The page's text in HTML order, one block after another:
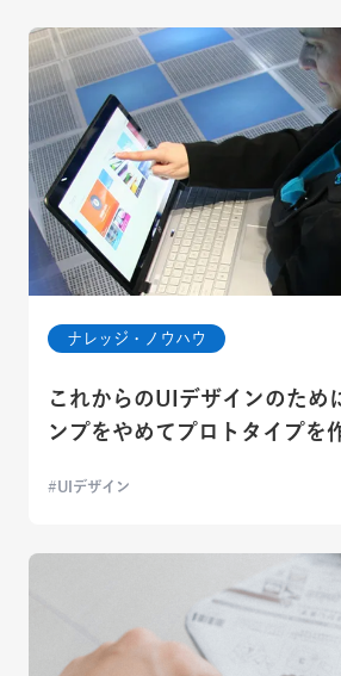
ナレッジ・ノウハウ
これからのUIデザインのため
ンプをやめてプロトタイプを
UIデザイン